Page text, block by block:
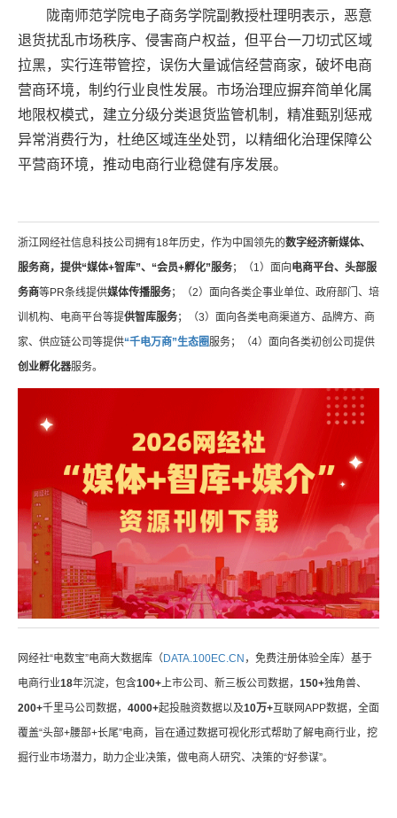
陇南师范学院电子商务学院副教授杜理明表示，恶意
退货扰乱市场秩序、侵害商户权益，但平台一刀切式区域
拉黑，实行连带管控，误伤大量诚信经营商家，破坏电商
营商环境，制约行业良性发展。市场治理应摒弃简单化属
地限权模式，建立分级分类退货监管机制，精准甄别惩戒
异常消费行为，杜绝区域连坐处罚，以精细化治理保障公
平营商环境，推动电商行业稳健有序发展。
浙江网经社信息科技公司拥有18年历史，作为中国领先的数字经济新媒体、
服务商，提供“媒体+智库”、“会员+孵化”服务；（1）面向 电商平台、头部服
务商等PR条线提供媒体传播服务；（2）面向各类企事业单位、政府部门、培
训机构、电商平台等提供智库服务；（3）面向各类电商渠道方、品牌方、商
家、供应链公司等提供“千电万商”生态圈服务；（4）面向各类初创公司提供
创业孵化器服务。
网经社“电数宝”电商大数据库（DATA.100EC.CN ，免费注册体验全库）基于
电商行业18年沉淀，包含100+ 上市公司、新三板公司数据， 150+独角兽、
200+千里马公司数据， 4000+起投融资数据以及10万+互联网APP数据，全面
覆盖“头部+腰部+长尾”电商，旨在通过数据可视化形式帮助了解电商行业，挖
掘行业市场潜力，助力企业决策，做电商人研究、决策的“好参谋”。